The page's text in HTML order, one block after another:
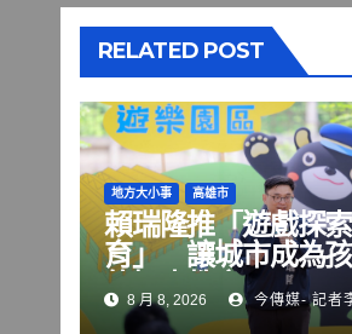
RELATED POST
地方大小事 高雄市
賴瑞隆推「遊戲探
育」 讓城市成為
的探索教室
8 月 8, 2026 今傳媒- 記者